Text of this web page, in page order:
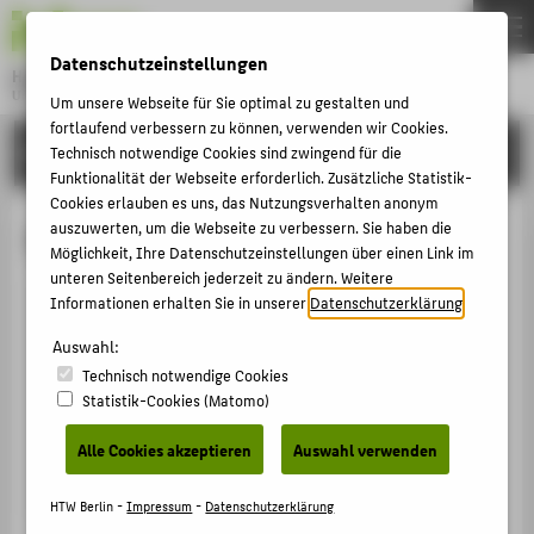
Hochschule für Technik und Wirtschaft Berlin
University of Applied Sciences
Menu
HOCHSCHULE
Dr. Jochen Hönow
+49 30 5019-2622
Campus Treskowallee
TA Gebäude A , 138
Treskowallee 8
10318Berlin
THEMEN
HOCHSCHULE
CAMPUS
STUDIUM
LEHRE
KARRIERE
INTERNATIONAL
INFORMATIONEN FÜR
Datenschutzeinstellungen
Um unsere Webseite für Sie optimal zu gestalten und
fortlaufend verbessern zu können, verwenden wir Cookies.
Technisch notwendige Cookies sind zwingend für die
Funktionalität der Webseite erforderlich. Zusätzliche Statistik-
Cookies erlauben es uns, das Nutzungsverhalten anonym
auszuwerten, um die Webseite zu verbessern. Sie haben die
Möglichkeit, Ihre Datenschutzeinstellungen über einen Link im
unteren Seitenbereich jederzeit zu ändern. Weitere
Informationen erhalten Sie in unsererDatenschutzerklärung
Auswahl:
Technisch notwendige Cookies
Statistik-Cookies (Matomo)
Alle Cookies akzeptieren Auswahl verwenden
HTW Berlin -Impressum- Datenschutzerklärung